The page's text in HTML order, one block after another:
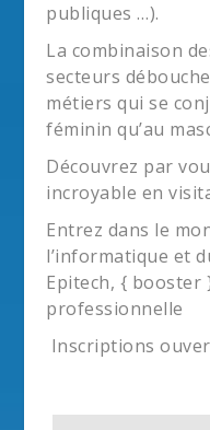
publiques …).
La combinaison
secteurs
métiers qui se
féminin qu’au
Découvrez par
incroyable en
Entrez dans le
l’informatique et
Epitech, { booster
professionnelle
Inscriptions